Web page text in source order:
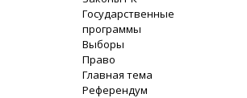
Государственные
программы
Выборы
Право
Главная тема
Референдум